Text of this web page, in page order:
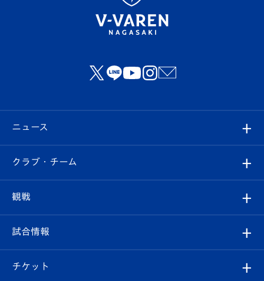
ニュース
すべて
クラブ
試合情報
クラブ・チーム
クラブ概要
観戦
観戦ルール
試合情報
試合日程/結果
チケット